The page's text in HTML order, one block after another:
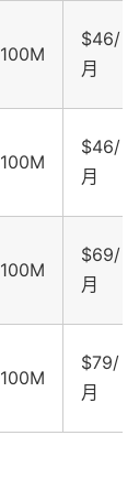
100M
$46/
月
100M
$46/
月
100M
$69/
月
100M
$79/
月